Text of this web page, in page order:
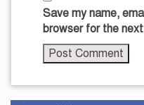
Save my name,
browser for the